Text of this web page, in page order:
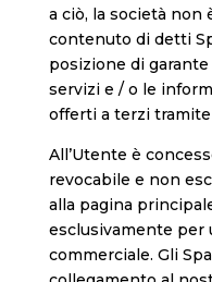
a ciò, la società non
contenuto di detti
posizione di
servizi e / o le
offerti a terzi
All’Utente è
revocabile e non
alla pagina
esclusivamente per
commerciale. Gli